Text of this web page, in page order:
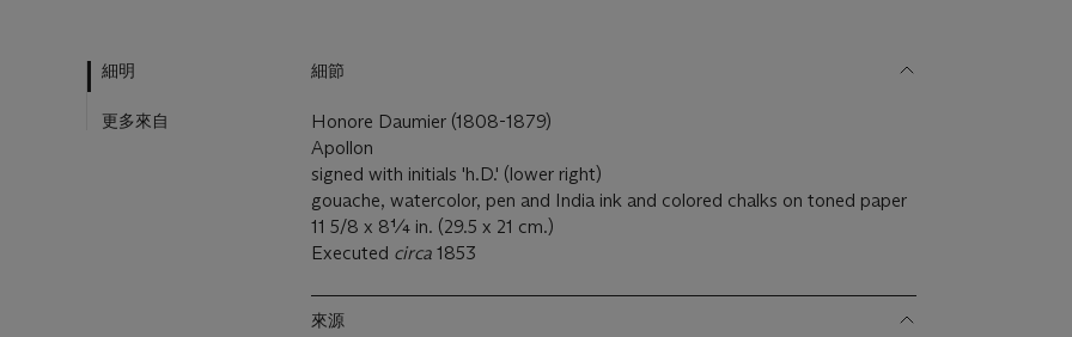
細明
更多來自
細節
Honore Daumier (1808-1879)
Apollon
signed with initials 'h.D.' (lower right)
gouache, watercolor, pen and India ink and colored chalks on toned paper
11 5/8 x 8¼ in. (29.5 x 21 cm.)
Executed circa 1853
來源